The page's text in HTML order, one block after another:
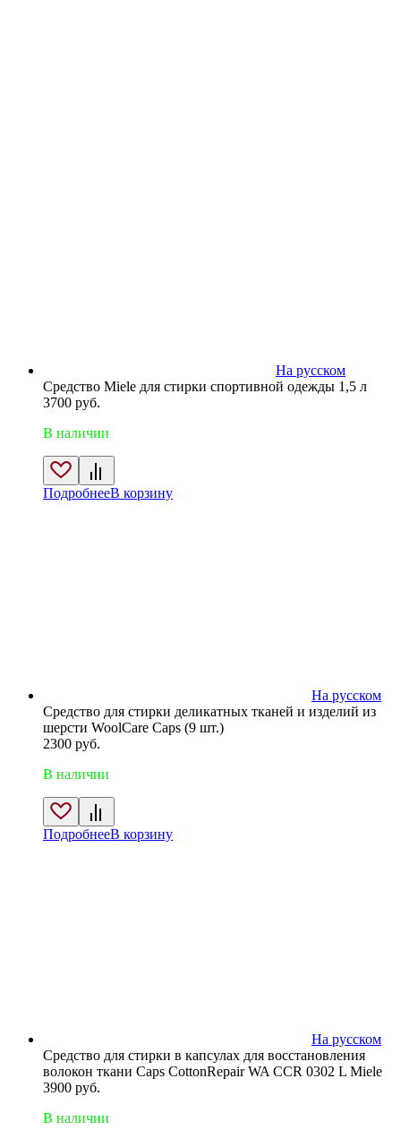
На русском
Средство Miele для стирки спортивной одежды 1,5 л
3700 руб.
В наличии
ПодробнееВ корзину
На русском
Средство для стирки деликатных тканей и изделий из
шерсти WoolCare Caps (9 шт.)
2300 руб.
В наличии
ПодробнееВ корзину
На русском
Средство для стирки в капсулах для восстановления
волокон ткани Caps CottonRepair WA CCR 0302 L Miele
3900 руб.
В наличии